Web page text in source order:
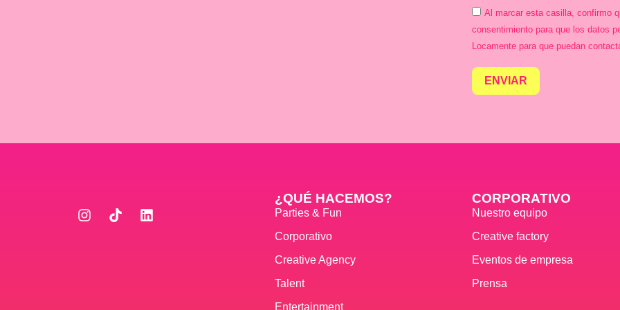
Al marcar esta casilla, confirmo
consentimiento para que los datos
Locamente para que puedan
ENVIAR
¿QUÉ HACEMOS?
Parties & Fun
Corporativo
Creative Agency
Talent
Entertainment
CORPORATIVO
Nuestro equipo
Creative factory
Eventos de empresa
Prensa